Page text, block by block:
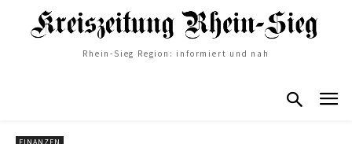
Rhein-Sieg Region: informiert und nah
FINANZEN